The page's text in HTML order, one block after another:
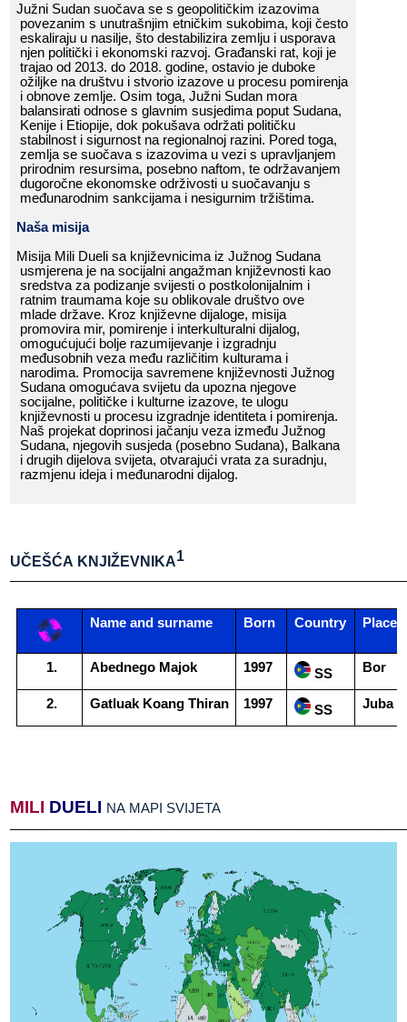
Južni​​ Sudan​​ suočava​​ se​​ s​​ geopolitičkim​​ izazovima​​
povezanim​​ s​​ unutrašnjim​​ etničkim​​ sukobima,​​ koji​​ često​​
eskaliraju​​ u​​ nasilje,​​ što​​ destabilizira​​ zemlju​​ i​​ usporava​​
njen​​ politički​​ i​​ ekonomski​​ razvoj.​​ Građanski​​ rat,​​ koji​​ je​​
trajao​​ od​​ 2013.​​ do​​ 2018.​​ godine,​​ ostavio​​ je​​ duboke​​
ožiljke​​ na​​ društvu​​ i​​ stvorio​​ izazove​​ u​​ procesu​​ pomirenja​​
i​​ obnove​​ zemlje.​​ Osim​​ toga,​​ Južni​​ Sudan​​ mora​​
balansirati​​ odnose​​ s​​ glavnim​​ susjedima​​ poput​​ Sudana,​​
Kenije​​ i​​ Etiopije,​​ dok​​ pokušava​​ održati​​ političku​​
stabilnost​​ i​​ sigurnost​​ na​​ regionalnoj​​ razini.​​ Pored​​ toga,​​
zemlja​​ se​​ suočava​​ s​​ izazovima​​ u​​ vezi​​ s​​ upravljanjem​​
prirodnim​​ resursima,​​ posebno​​ naftom,​​ te​​ održavanjem​​
dugoročne​​ ekonomske​​ održivosti​​ u​​ suočavanju​​ s​​
međunarodnim​​ sankcijama​​ i​​ nesigurnim​​ tržištima.
Naša​​ misija
Misija​​ Mili​​ Dueli​​ sa​​ književnicima​​ iz​​ Južnog​​ Sudana​​
usmjerena​​ je​​ na​​ socijalni​​ angažman​​ književnosti​​ kao​​
sredstva​​ za​​ podizanje​​ svijesti​​ o​​ postkolonijalnim​​ i​​
ratnim​​ traumama​​ koje​​ su​​ oblikovale​​ društvo​​ ove​​
mlade​​ države.​​ Kroz​​ književne​​ dijaloge,​​ misija​​
promovira​​ mir,​​ pomirenje​​ i​​ interkulturalni​​ dijalog,​​
omogućujući​​ bolje​​ razumijevanje​​ i​​ izgradnju​​
međusobnih​​ veza​​ među​​ različitim​​ kulturama​​ i​​
narodima.​​ Promocija​​ savremene​​ književnosti​​ Južnog​​
Sudana​​ omogućava​​ svijetu​​ da​​ upozna​​ njegove​​
socijalne,​​ političke​​ i​​ kulturne​​ izazove,​​ te​​ ulogu​​
književnosti​​ u​​ procesu​​ izgradnje​​ identiteta​​ i​​ pomirenja.​​
Naš​​ projekat​​doprinosi​​ jačanju​​ veza​​ između​​ Južnog​​
Sudana,​​ njegovih​​ susjeda​​ (posebno​​ Sudana),​​ Balkana​​
i​​ drugih​​ dijelova​​ svijeta,​​ otvarajući​​ vrata​​ za​​ suradnju,​​
razmjenu​​ ideja​​ i​​ međunarodni​​ dijalog.
UČEŠĆA​​ KNJIŽEVNIKA1
Name​​ and​​ surname Born Country Place
Abednego​​ Majok 1997 ​​ SS Bor
Gatluak​​ Koang​​ Thiran 1997 ​​ SS Juba
MILI DUELI NA​​ MAPI​​ SVIJETA